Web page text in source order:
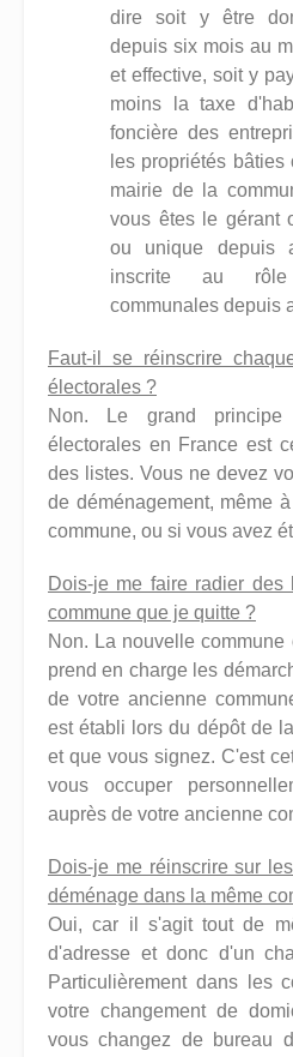
dire soit y être
depuis six mois au
et effective, soit y
moins la taxe
foncière des
les propriétés
mairie de la
vous êtes le gérant
ou unique depuis
inscrite au rôle
communales depuis
Faut-il se réinscrire
électorales ?
Non. Le grand
électorales en France est
des listes. Vous ne devez
de déménagement, même
commune, ou si vous avez
Dois-je me faire radier des
commune que je quitte ?
Non. La nouvelle
prend en charge les
de votre ancienne
est établi lors du dépôt de
et que vous signez. C'est
vous occuper
auprès de votre ancienne
Dois-je me réinscrire sur
déménage dans la même
Oui, car il s'agit tout de
d'adresse et donc d'un
Particulièrement dans les
votre changement de
vous changez de bureau